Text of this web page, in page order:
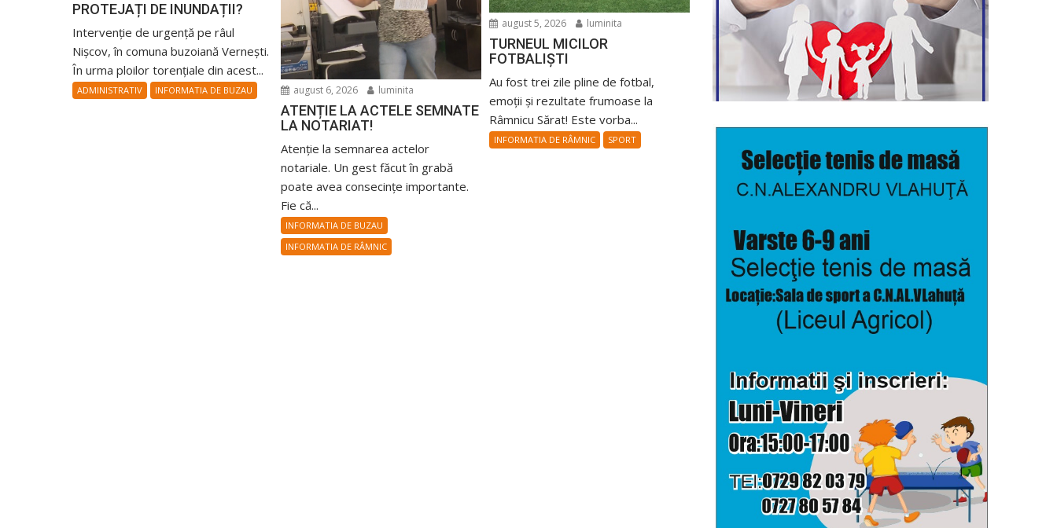
PROTEJAȚI DE INUNDAȚII?
Intervenție de urgență pe râul
Nișcov, în comuna buzoiană Vernești.
În urma ploilor torențiale din acest...
ADMINISTRATIV INFORMATIA DE BUZAU august 6, 2026 luminita
ATENȚIE LA ACTELE SEMNATE
LA NOTARIAT!
Atenție la semnarea actelor
notariale. Un gest făcut în grabă
poate avea consecințe importante.
Fie că...
INFORMATIA DE BUZAU
INFORMATIA DE RÂMNIC
august 5, 2026 luminita
TURNEUL MICILOR
FOTBALIȘTI
Au fost trei zile pline de fotbal,
emoții și rezultate frumoase la
Râmnicu Sărat! Este vorba...
INFORMATIA DE RÂMNIC SPORT